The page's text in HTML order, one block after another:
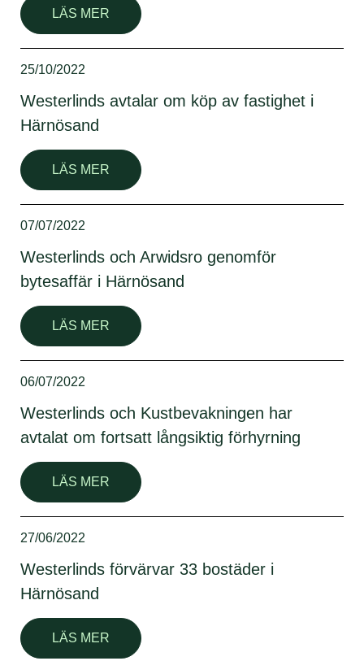
LÄS MER
25/10/2022
Westerlinds avtalar om köp av fastighet i
Härnösand
LÄS MER
07/07/2022
Westerlinds och Arwidsro genomför
bytesaffär i Härnösand
LÄS MER
06/07/2022
Westerlinds och Kustbevakningen har
avtalat om fortsatt långsiktig förhyrning
LÄS MER
27/06/2022
Westerlinds förvärvar 33 bostäder i
Härnösand
LÄS MER